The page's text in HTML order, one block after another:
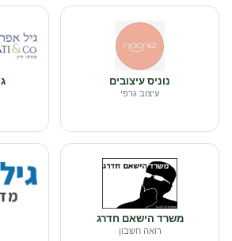
נוניס עיצובים
עיצוב גרפי
משרד הישאם חדרג
רואה חשבון